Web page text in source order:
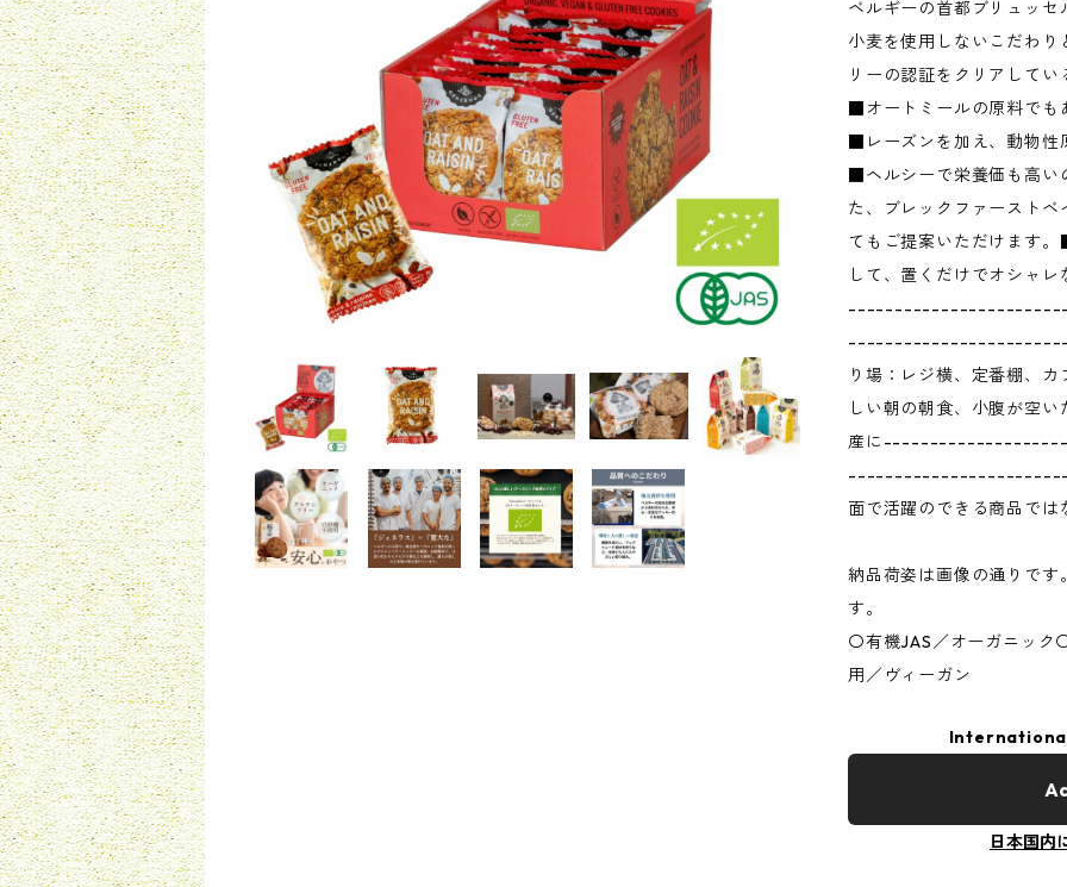
ベルギーの首都ブリュッ
小麦を使用しないこだわ
リーの認証をクリアして
■オートミールの原料でも
■レーズンを加え、動物性
■ヘルシーで栄養価も高い
た、ブレックファースト
てもご提案いただけます
して、置くだけでオシャ
り場：レジ横、定番棚、
しい朝の朝食、小腹が空
産に
面で活躍のできる商品では
納品荷姿は画像の通りで
す。
〇有機JAS／オーガニック
用／ヴィーガン
日本国内